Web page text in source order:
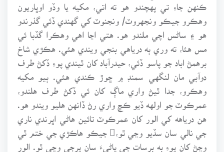
ڪنهن جاءِ تي پهچندو هو ته اتي، مکيه يا وڏو اوڀاريون
وهڪرو جيڪو ونجهروٽ/ ونجنوٽ کي گهندي ڏئي گذرندو
هو ۽ ساڻس اچي ملندو هو. هتي اڃا اهي وهڪرا گڏبا ئي
مس هئا، ته وري ٻه درياهي بنجي ويندي هئي. هڪڙي شاخ
برهمڻ اباد جو پاسو ڏئي، حيدرآباد کان ٿيندي پوءِ ڏکڻ طرف
دوآبي مان لنگهي سمنڊ ۾ ڇوڙ ڪندي هئي. ٻيو مکيه
وهڪرو، جدا ٿيڻ واري ماڳ کان ئي ڏکڻ طرف هلندو،
عمرڪوٽ جو اولهه ڏيو ڪڇ واري رڻ ڏانهن هليو ويندو هو.
هن درياهه کي الور کان عمرڪوٽ تائين هاڻي اڀرندي ناري
جي نالي سان سڏيو وڃي ٿو، جيڪو هاڪڙي جي ختم ٿي
وڃڻ کان پوءِ به برسات جي پاڻيءَ سان ڀرجي وڇي ٿو. الور